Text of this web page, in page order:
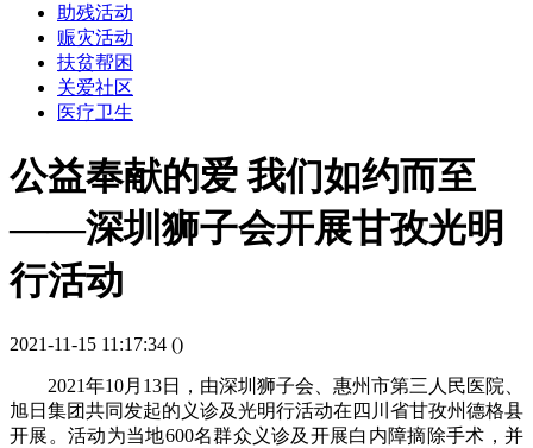
助残活动
赈灾活动
扶贫帮困
关爱社区
医疗卫生
公益奉献的爱 我们如约而至
——深圳狮子会开展甘孜光明
行活动
2021-11-15 11:17:34 ()
2021年10月13日，由深圳狮子会、惠州市第三人民医院、
旭日集团共同发起的义诊及光明行活动在四川省甘孜州德格县
开展。活动为当地600名群众义诊及开展白内障摘除手术，并